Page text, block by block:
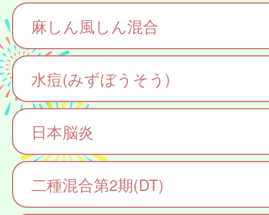
麻しん風しん混合
水痘(みずぼうそう)
日本脳炎
二種混合第2期(DT)